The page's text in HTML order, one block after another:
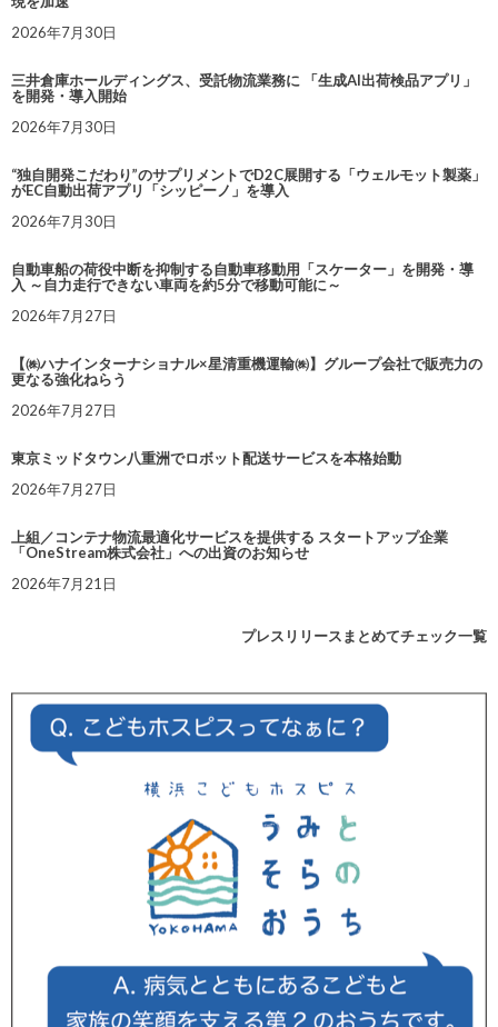
2026年7月30日
三井倉庫ホールディングス、受託物流業務に 「生成AI出荷検品アプリ」
を開発・導入開始
2026年7月30日
“独自開発こだわり”のサプリメントでD2C展開する「ウェルモット製薬」
がEC自動出荷アプリ「シッピーノ」を導入
2026年7月30日
自動車船の荷役中断を抑制する自動車移動用「スケーター」を開発・導
入 ～自力走行できない車両を約5分で移動可能に～
2026年7月27日
【㈱ハナインターナショナル×星清重機運輸㈱】グループ会社で販売力の
更なる強化ねらう
2026年7月27日
東京ミッドタウン八重洲でロボット配送サービスを本格始動
2026年7月27日
上組／コンテナ物流最適化サービスを提供する スタートアップ企業
「OneStream株式会社」への出資のお知らせ
2026年7月21日
プレスリリースまとめてチェック一覧